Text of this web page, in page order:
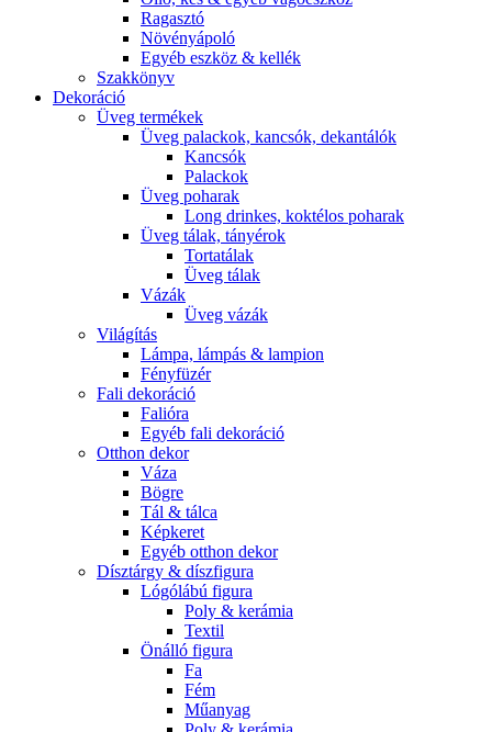
Ragasztó
Növényápoló
Egyéb eszköz & kellék
Szakkönyv
Dekoráció
Üveg termékek
Üveg palackok, kancsók, dekantálók
Kancsók
Palackok
Üveg poharak
Long drinkes, koktélos poharak
Üveg tálak, tányérok
Tortatálak
Üveg tálak
Vázák
Üveg vázák
Világítás
Lámpa, lámpás & lampion
Fényfüzér
Fali dekoráció
Falióra
Egyéb fali dekoráció
Otthon dekor
Váza
Bögre
Tál & tálca
Képkeret
Egyéb otthon dekor
Dísztárgy & díszfigura
Lógólábú figura
Poly & kerámia
Textil
Önálló figura
Fa
Fém
Műanyag